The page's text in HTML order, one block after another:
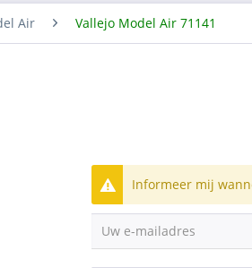
Air Vallejo Model Air 71141
Informeer mij
Uw e-mailadres